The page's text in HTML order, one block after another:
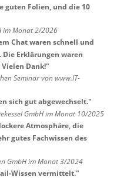
guten Folien, und die 10
im Monat 2/2026
Chat waren schnell und
Erklärungen waren
Dank!"
Seminar von www.IT-
sich gut abgewechselt."
GmbH im Monat 10/2025
Atmosphäre, die
gutes Fachwissen des
GmbH im Monat 3/2024
Wissen vermittelt."